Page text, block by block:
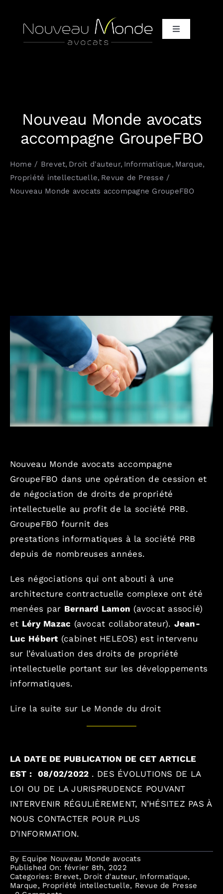
contenu
Toggle
Qui / Notre équipe d’avocats
Quoi / It only, It completely
Contact
Blog
Mentions Légales
Nouveau Monde avocats
accompagne GroupeFBO
Home Brevet Droit d'auteur Informatique Marque
Propriété intellectuelle Revue de Presse
Nouveau Monde avocats accompagne GroupeFBO
Nouveau Monde avocats accompagne
GroupeFBO dans une opération de cession et
de négociation de droits de propriété
intellectuelle au profit de la société PRB.
GroupeFBO fournit des
prestations informatiques à la société PRB
depuis de nombreuses années.
Les négociations qui ont abouti à une
architecture contractuelle complexe ont été
menées par Bernard Lamon (avocat associé)
et Léry Mazac (avocat collaborateur). Jean-
Luc Hébert(cabinet HELEOS) est intervenu
sur l’évaluation des droits de propriété
intellectuelle portant sur les développements
informatiques.
Lire la suite sur Le Monde du droit
LA DATE DE PUBLICATION DE CET ARTICLE
EST : 08/02/2022 . DES ÉVOLUTIONS DE LA
LOI OU DE LA JURISPRUDENCE POUVANT
INTERVENIR RÉGULIÈREMENT, N’HÉSITEZ PAS À
NOUS CONTACTER POUR PLUS
D’INFORMATION.
By Equipe Nouveau Monde avocats
Published On: février 8th, 2022
Categories: Brevet, Droit d'auteur, Informatique,
Marque, Propriété intellectuelle, Revue de Presse